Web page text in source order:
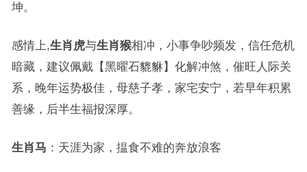
坤。
感情上,生肖虎与生肖猴相冲，小事争吵频发，信任危机
暗藏，建议佩戴【黑曜石貔貅】化解冲煞，催旺人际关
系，晚年运势极佳，母慈子孝，家宅安宁，若早年积累
善缘，后半生福报深厚。
生肖马 ：天涯为家，揾食不难的奔放浪客